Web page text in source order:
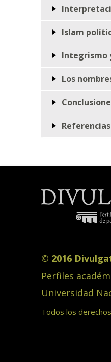
Islam
Integrismo
Los
© 2016
Perfiles
Universidad
Todos los